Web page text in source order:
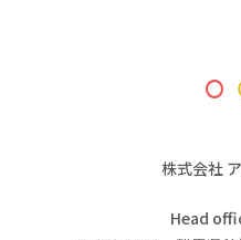
株式会社
Head